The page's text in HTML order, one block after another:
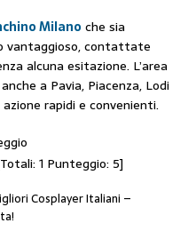
Milano che sia
vantaggioso, contattate
alcuna esitazione. L’area
a Pavia, Piacenza, Lodi
rapidi e convenienti.
1 Punteggio: 5]
Cosplayer Italiani –